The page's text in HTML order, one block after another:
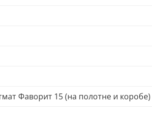
Фаворит 15 (на полотне и коробе)